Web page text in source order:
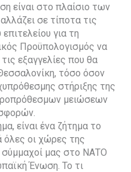
είναι στο πλαίσιο των
σε τίποτα τις
για τη
Προϋπολογισμός να
εξαγγελίες που θα
τόσο όσον
στήριξης της
μειώσεων
είναι ένα ζήτημα το
όλες οι χώρες της
σύμμαχοί μας στο ΝΑΤΟ
Ένωση. Το τι